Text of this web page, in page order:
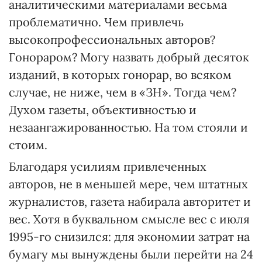
аналитическими материалами весьма
проблематично. Чем привлечь
высокопрофессиональных авторов?
Гонораром? Могу назвать добрый десяток
изданий, в которых гонорар, во всяком
случае, не ниже, чем в «ЗН». Тогда чем?
Духом газеты, объективностью и
незаангажированностью. На том стояли и
стоим.
Благодаря усилиям привлеченных
авторов, не в меньшей мере, чем штатных
журналистов, газета набирала авторитет и
вес. Хотя в буквальном смысле вес с июля
1995-го снизился: для экономии затрат на
бумагу мы вынуждены были перейти на 24